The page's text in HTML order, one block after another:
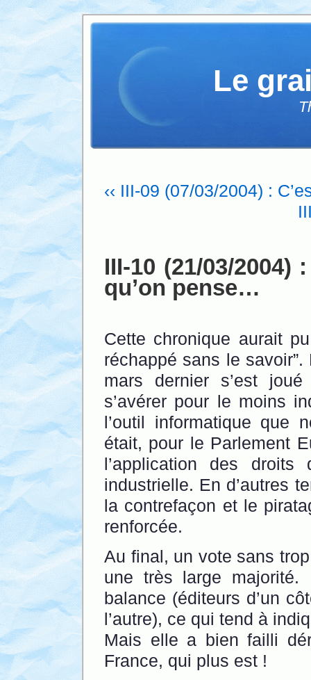
Le
‹‹ III-09 (07/03/2004) :
III-10 (21/03/2004)
qu’on pense…
Cette chronique aurait
réchappé sans le
mars dernier s’est
s’avérer pour le moins
l’outil informatique que
était, pour le Parlement
l’application des
industrielle. En d’autres
la contrefaçon et le
renforcée.
Au final, un vote sans
une très large majorité.
balance (éditeurs d’un
l’autre), ce qui tend à
Mais elle a bien failli
France, qui plus est !